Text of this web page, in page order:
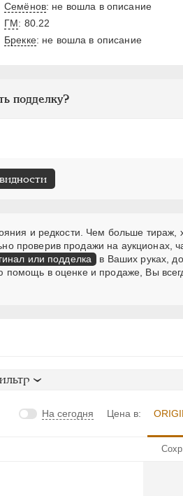
Семёнов: не вошла в описание
ГМ: 80.22
Брекке: не вошла в описание
подделку?
и редкости. Чем больше тираж,
проверив продажи на аукционах,
или подделка
в Ваших руках,
в оценке и продаже, Вы
На сегодня Цена в: